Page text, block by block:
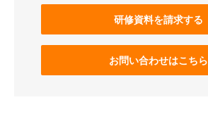
研修資料を請求する
お問い合わせはこちら